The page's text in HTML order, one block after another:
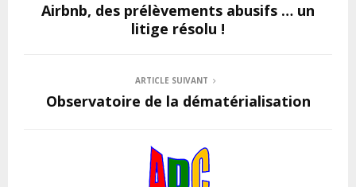
Airbnb, des prélèvements abusifs … un
litige résolu !
ARTICLE SUIVANT
Observatoire de la dématérialisation